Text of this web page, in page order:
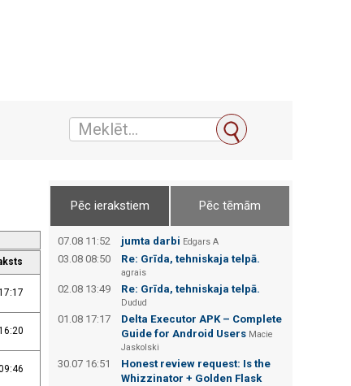
Pēc ierakstiem Pēc tēmām
07.08 11:52 jumta darbi Edgars А
03.08 08:50 Re: Grīda, tehniskaja telpā.
agrais
02.08 13:49 Re: Grīda, tehniskaja telpā.
Dudud
01.08 17:17
Delta Executor APK – Complete
Guide for Android Users Macie
Jaskolski
30.07 16:51
Honest review request: Is the
Whizzinator + Golden Flask